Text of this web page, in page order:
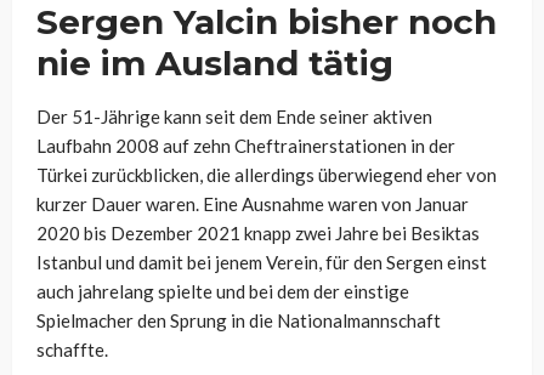
Sergen Yalcin bisher noch
nie im Ausland tätig
Der 51-Jährige kann seit dem Ende seiner aktiven
Laufbahn 2008 auf zehn Cheftrainerstationen in der
Türkei zurückblicken, die allerdings überwiegend eher von
kurzer Dauer waren. Eine Ausnahme waren von Januar
2020 bis Dezember 2021 knapp zwei Jahre bei Besiktas
Istanbul und damit bei jenem Verein, für den Sergen einst
auch jahrelang spielte und bei dem der einstige
Spielmacher den Sprung in die Nationalmannschaft
schaffte.